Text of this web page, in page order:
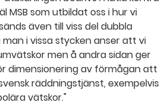
MSB som utbildat oss i hur vi
även till viss del dubbla
man i vissa stycken anser att vi
men å andra sidan ger
dimensionering av förmågan att
räddningstjänst, exempelvis
vätskor."